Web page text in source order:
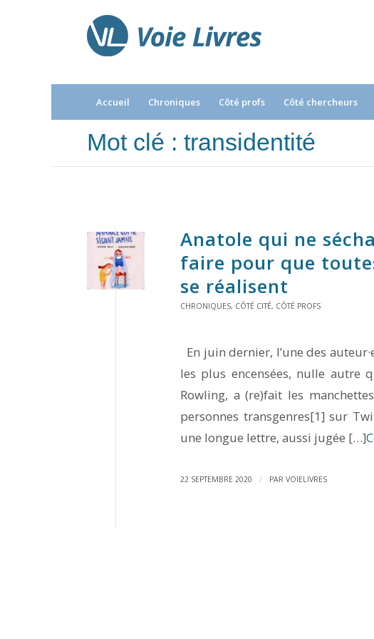
Accueil Chroniques Côté profs Côté chercheurs
Mot clé : transidentité
Anatole qui ne
faire pour que
se réalisent
CHRONIQUES, CÔTÉ CITÉ, CÔTÉ PROFS
En juin dernier, l’une des
les plus encensées, nulle autre
Rowling, a (re)fait les
personnes transgenres[1] sur
une longue lettre, aussi jugée […]
22 SEPTEMBRE 2020 / PAR VOIELIVRES